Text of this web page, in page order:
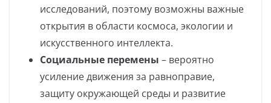
исследований, поэтому возможны важные
открытия в области космоса, экологии и
искусственного интеллекта.
Социальные перемены – вероятно
усиление движения за равноправие,
защиту окружающей среды и развитие